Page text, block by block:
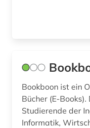
karriere (1)
kernphysik (1)
Bookboon ist ein
Bücher (E-
Studierende der
Informatik,